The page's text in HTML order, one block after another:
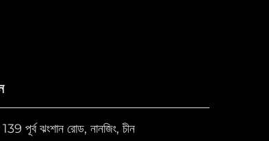
পূর্ব ঝংশান রোড, নানজিং, চীন